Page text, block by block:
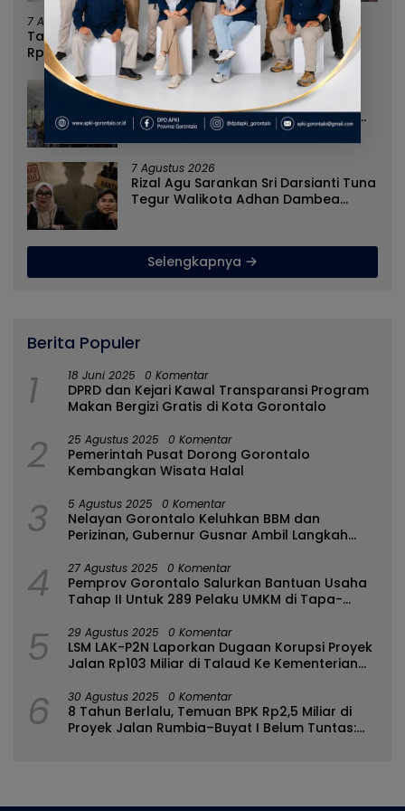
7 Agustus 2026
Tanpa Kehadiran Wali Kota, Pemprov Salurkan
Rp987 Juta Kepada 395 Pelaku UMKM Kota
Gorontalo
7 Agustus 2026
Cegah Penyebaran Paham IRET,
Satgaswil Gorontalo Edukasi Guru
dan Pelajar SMAN 1 Kabila
7 Agustus 2026
Rizal Agu Sarankan Sri Darsianti Tuna
Tegur Walikota Adhan Dambea
Selengkapnya
Berita Populer
1 18 Juni 2025 0 Komentar
DPRD dan Kejari Kawal Transparansi Program
Makan Bergizi Gratis di Kota Gorontalo
2 25 Agustus 2025 0 Komentar
Pemerintah Pusat Dorong Gorontalo
Kembangkan Wisata Halal
3 5 Agustus 2025 0 Komentar
Nelayan Gorontalo Keluhkan BBM dan
Perizinan, Gubernur Gusnar Ambil Langkah
4 27 Agustus 2025 0 Komentar
Pemprov Gorontalo Salurkan Bantuan Usaha
Tahap II Untuk 289 Pelaku UMKM di Tapa-
5 29 Agustus 2025 0 Komentar
LSM LAK-P2N Laporkan Dugaan Korupsi Proyek
Jalan Rp103 Miliar di Talaud Ke Kementerian
6 30 Agustus 2025 0 Komentar
8 Tahun Berlalu, Temuan BPK Rp2,5 Miliar di
Proyek Jalan Rumbia–Buyat I Belum Tuntas: